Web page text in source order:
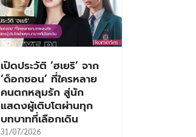
เปิดประวัติ ‘ฮเยริ’ จาก
‘ด็อกซอน’ ที่ใครหลาย
คนตกหลุมรัก สู่นัก
แสดงผู้เติบโตผ่านทุก
บทบาทที่เลือกเดิน
31/07/2026